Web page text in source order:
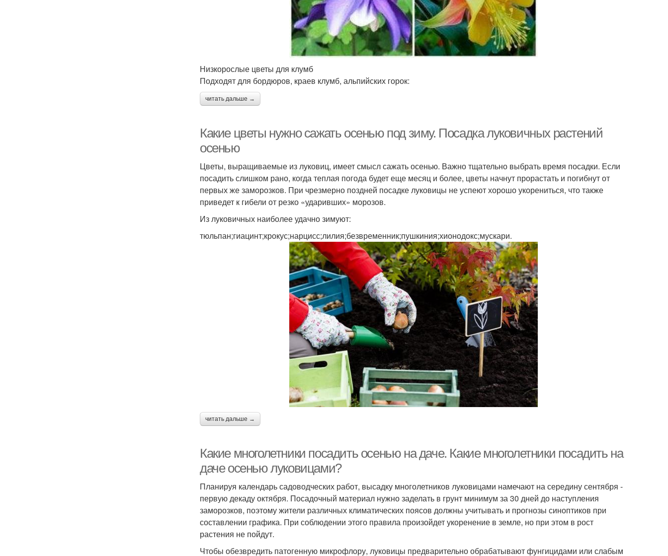
Низкорослые цветы для клумб
Подходят для бордюров, краев клумб, альпийских горок:
читать дальше →
Какие цветы нужно сажать осенью под зиму. Посадка луковичных растений
осенью
Цветы, выращиваемые из луковиц, имеет смысл сажать осенью. Важно тщательно выбрать время посадки. Если
посадить слишком рано, когда теплая погода будет еще месяц и более, цветы начнут прорастать и погибнут от
первых же заморозков. При чрезмерно поздней посадке луковицы не успеют хорошо укорениться, что также
приведет к гибели от резко «ударивших» морозов.
Из луковичных наиболее удачно зимуют:
тюльпан;гиацинт;крокус;нарцисс;лилия;безвременник;пушкиния;хионодокс;мускари.
читать дальше →
Какие многолетники посадить осенью на даче. Какие многолетники посадить на
даче осенью луковицами?
Планируя календарь садоводческих работ, высадку многолетников луковицами намечают на середину сентября -
первую декаду октября. Посадочный материал нужно заделать в грунт минимум за 30 дней до наступления
заморозков, поэтому жители различных климатических поясов должны учитывать и прогнозы синоптиков при
составлении графика. При соблюдении этого правила произойдет укоренение в земле, но при этом в рост
растения не пойдут.
Чтобы обезвредить патогенную микрофлору, луковицы предварительно обрабатывают фунгицидами или слабым